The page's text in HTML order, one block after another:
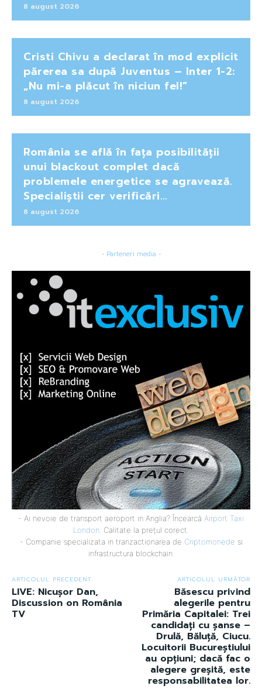
8 august 2026
Cristi Chivu a declarat în mod explicit
părerea sa după Juventus – Inter 1-2:
„Nu mi-a plăcut în niciun fel!”
8 august 2026
România se află în fața posibilității
unui blackout complet dacă
problemele energetice se agravează.
Specialiștii cer verificări…
8 august 2026
- Parteneri media -
- Ai nevoie de transport aeroport in Anglia? Încearcă Airport Taxi
London. Calitate la prețul corect.
- Companie specializata in tranzactionarea de Criptomonede si
infrastructura blockchain.
ARTICOLUL PRECEDENT
LIVE: Nicușor Dan,
Discussion on România
TV
ARTICOLUL URMĂTOR
Băsescu privind
alegerile pentru
Primăria Capitalei: Trei
candidați cu șanse –
Drulă, Băluță, Ciucu.
Locuitorii Bucureștiului
au opțiuni; dacă fac o
alegere greșită, este
responsabilitatea lor.